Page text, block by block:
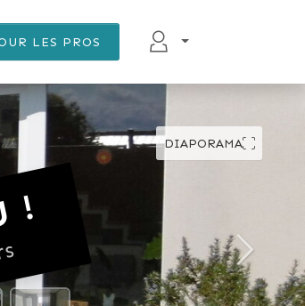
LES PROS
!
DIAPORAMA